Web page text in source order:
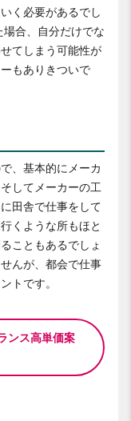
く必要があるでし
場合、自分だけでな
てしまう可能性が
もありきついで
、基本的にメーカ
してメーカーの工
田舎で仕事をして
くような所もほと
こともあるでしょ
んが、都会で仕事
トです。
ンス高単価案